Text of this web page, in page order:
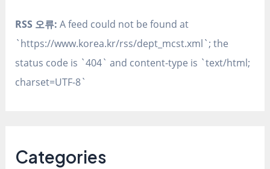
RSS 오류: A feed could not be found at
`https://www.korea.kr/rss/dept_mcst.xml`; the
status code is `404` and content-type is `text/html;
charset=UTF-8`
Categories